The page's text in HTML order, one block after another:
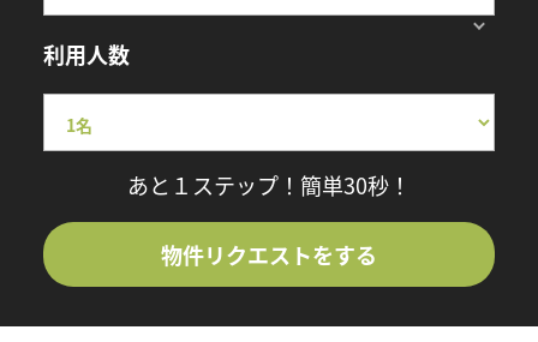
利用人数
あと１ステップ！簡単30秒！
物件リクエストをする